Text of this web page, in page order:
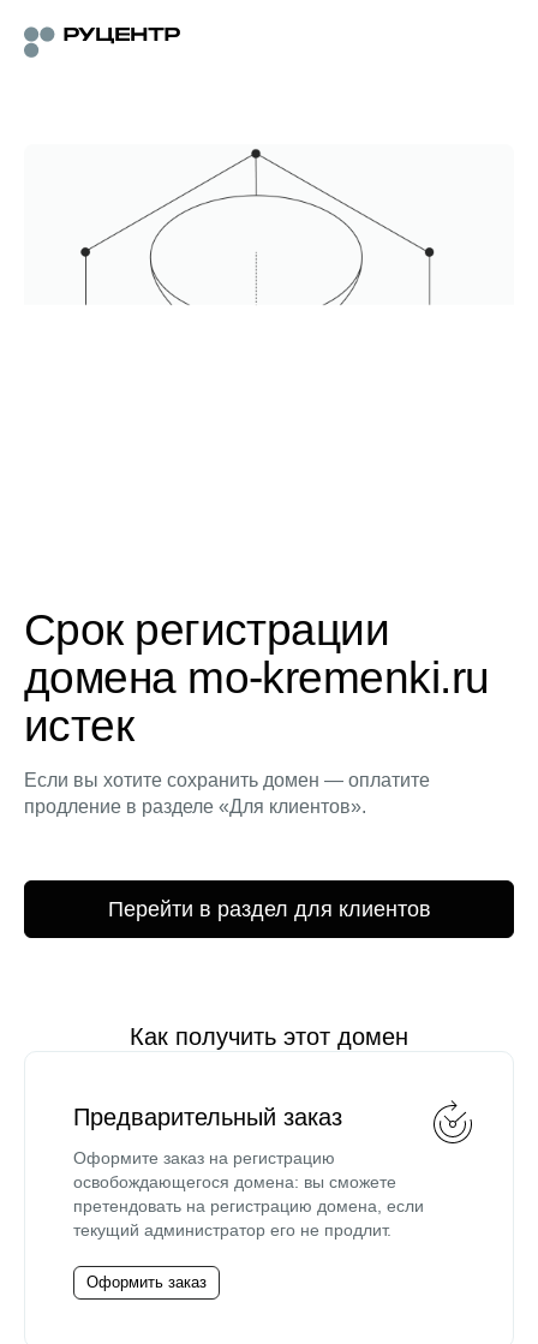
Срок регистрации
домена mo-kremenki.ru
истек
Если вы хотите сохранить домен — оплатите
продление в разделе «Для клиентов».
Перейти в раздел для клиентов
Как получить этот домен
Предварительный заказ
Оформите заказ на регистрацию
освобождающегося домена: вы сможете
претендовать на регистрацию домена, если
текущий администратор его не продлит.
Оформить заказ